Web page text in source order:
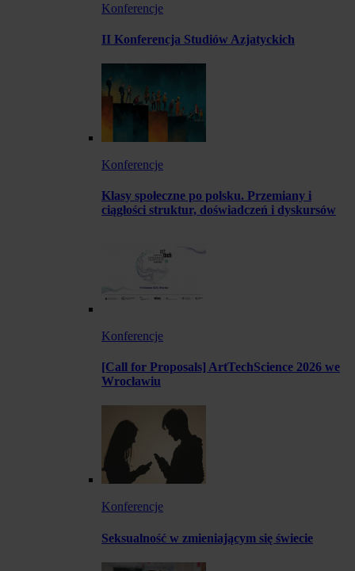
Konferencje
II Konferencja Studiów Azjatyckich
Konferencje
Klasy społeczne po polsku. Przemiany i
ciągłości struktur, doświadczeń i dyskursów
Konferencje
[Call for Proposals] ArtTechScience 2026 we
Wrocławiu
Konferencje
Seksualność w zmieniającym się świecie